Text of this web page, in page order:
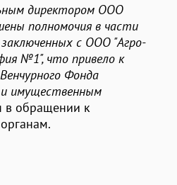
директором ООО
полномочия в части
заключенных с ООО "Агро-
№1", что привело к
Фонда
имущественным
в обращении к